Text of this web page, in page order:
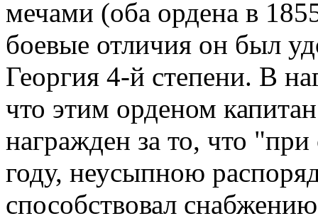
мечами (оба ордена в
боевые отличия он был
Георгия 4-й степени. В
что этим орденом
награжден за то, что
году, неусыпною
способствовал